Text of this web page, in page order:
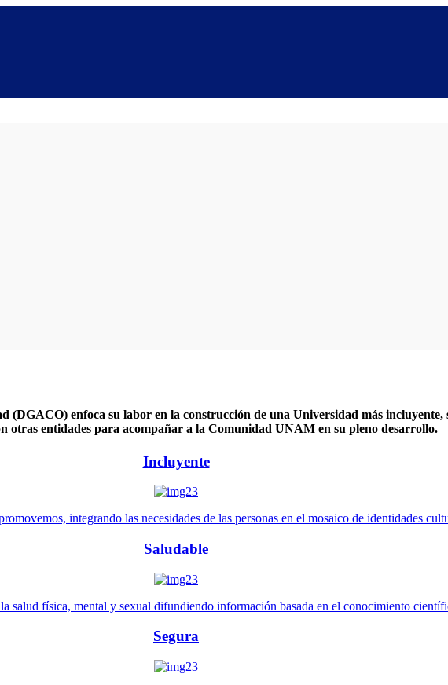
(DGACO) enfoca su labor en la construcción de una Universidad más incluyente,
otras entidades para acompañar a la Comunidad UNAM en su pleno desarrollo.
Incluyente
integrando las necesidades de las personas en el mosaico de identidades
Saludable
salud física, mental y sexual difundiendo información basada en el conocimiento
Segura